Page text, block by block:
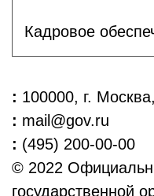
Кадровое
: 100000, г.
: mail@gov.ru
: (495) 200-00-00
© 2022
государственной